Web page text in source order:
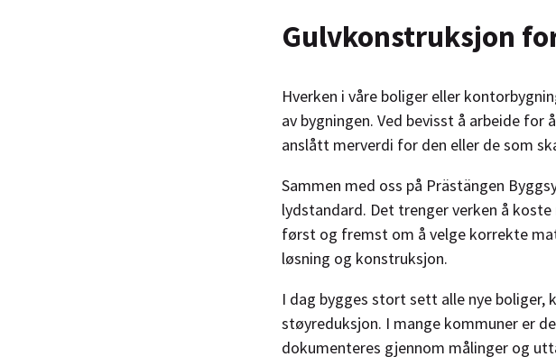
Gulvkonstruksjon
Hverken i våre boliger eller
av bygningen. Ved bevisst å arbeide
anslått merverdi for den eller de som
Sammen med oss på Prästängen
lydstandard. Det trenger verken å
først og fremst om å velge korrekte
løsning og konstruksjon.
I dag bygges stort sett alle nye boliger,
støyreduksjon. I mange kommuner er
dokumenteres gjennom målinger og